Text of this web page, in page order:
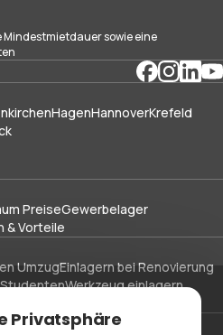
Mindestmietdauer sowie eine
HagenHannoverKrefeld
PreiseGewerbelager
& Vorteile
UmzugEinlagern bei Renovierung
Werkzeug einlagern
Privatsphäre